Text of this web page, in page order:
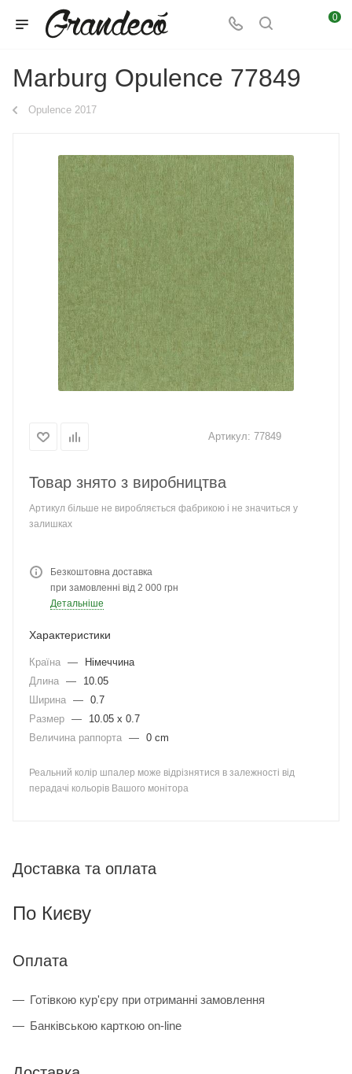
0
Marburg Opulence 77849
Opulence 2017
Артикул: 77849
Товар знято з виробництва
Артикул більше не виробляється фабрикою і не значиться у
залишках
Безкоштовна доставка
при замовленні від 2 000 грн
Детальніше
Характеристики
Країна —
Німеччина
Длина —
10.05
Ширина — 0.7
Размер —
10.05 x 0.7
Величина раппорта — 0 cm
Реальний колір шпалер може відрізнятися в залежності від
перадачі кольорів Вашого монітора
Доставка та оплата
По Києву
Оплата
Готівкою кур'єру при отриманні замовлення
Банківською карткою on-line